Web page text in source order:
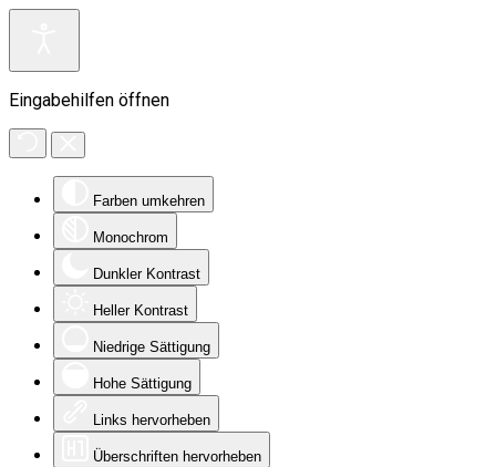
Eingabehilfen öffnen
Farben umkehren
Monochrom
Dunkler Kontrast
Heller Kontrast
Niedrige Sättigung
Hohe Sättigung
Links hervorheben
Überschriften hervorheben